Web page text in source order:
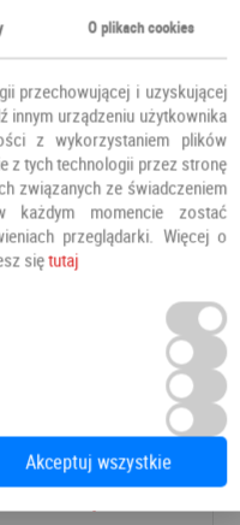
O plikach cookies
przechowującej i uzyskującej
innym urządzeniu użytkownika
z wykorzystaniem plików
z tych technologii przez stronę
związanych ze świadczeniem
każdym momencie zostać
przeglądarki. Więcej o
siętutaj
Akceptuj wszystkie